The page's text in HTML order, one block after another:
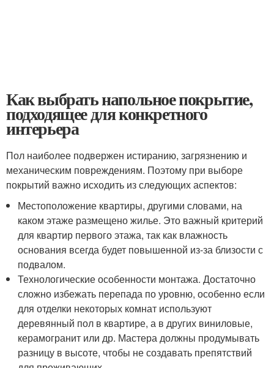
Как выбрать напольное покрытие,
подходящее для конкретного
интерьера
Пол наиболее подвержен истиранию, загрязнению и
механическим повреждениям. Поэтому при выборе
покрытий важно исходить из следующих аспектов:
Местоположение квартиры, другими словами, на
каком этаже размещено жилье. Это важный критерий
для квартир первого этажа, так как влажность
основания всегда будет повышенной из-за близости с
подвалом.
Технологические особенности монтажа. Достаточно
сложно избежать перепада по уровню, особенно если
для отделки некоторых комнат используют
деревянный пол в квартире, а в других виниловые,
керамогранит или др. Мастера должны продумывать
разницу в высоте, чтобы не создавать препятствий